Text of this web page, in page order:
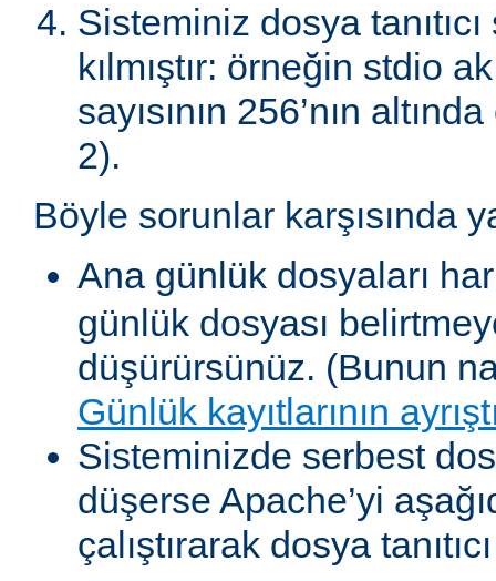
Sisteminiz dosya tanıtıcı
kılmıştır: örneğin stdio
sayısının 256’nın
2).
Böyle sorunlar karşısında
Ana günlük dosyaları
günlük dosyası
düşürürsünüz. (Bunun
Günlük kayıtlarının
Sisteminizde serbest
düşerse Apache’yi
çalıştırarak dosya